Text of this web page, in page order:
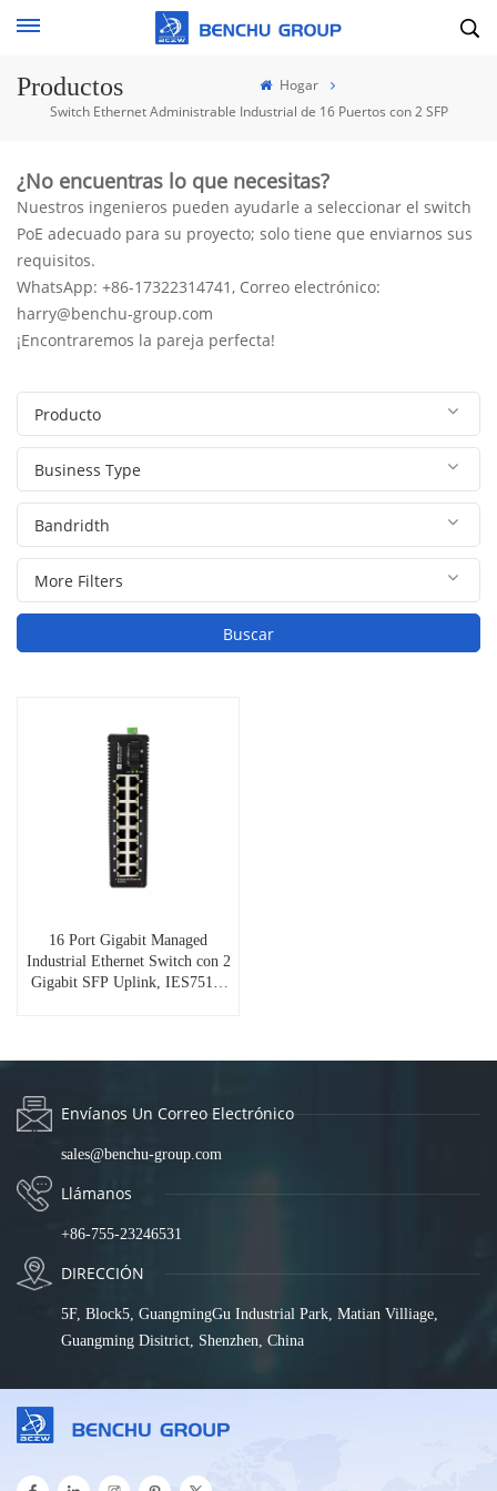
Productos
Hogar
Switch Ethernet Administrable Industrial de 16 Puertos con 2 SFP
¿No encuentras lo que necesitas?
Nuestros ingenieros pueden ayudarle a seleccionar el switch
PoE adecuado para su proyecto; solo tiene que enviarnos sus
requisitos.
WhatsApp: +86-17322314741, Correo electrónico:
harry@benchu-group.com
¡Encontraremos la pareja perfecta!
Buscar
16 Port Gigabit Managed
Industrial Ethernet Switch con 2
Gigabit SFP Uplink, IES7511-
Envíanos Un Correo Electrónico
sales@benchu-group.com
Llámanos
+86-755-23246531
DIRECCIÓN
5F, Block5, GuangmingGu Industrial Park, Matian Villiage,
Guangming Disitrict, Shenzhen, China